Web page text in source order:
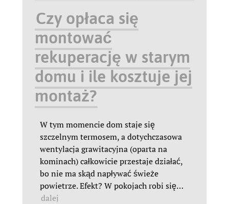
Czy opłaca się
montować
rekuperację w starym
domu i ile kosztuje jej
montaż?
W tym momencie dom staje się
szczelnym termosem, a dotychczasowa
wentylacja grawitacyjna (oparta na
kominach) całkowicie przestaje działać,
bo nie ma skąd napływać świeże
powietrze. Efekt? W pokojach robi się…
dalej